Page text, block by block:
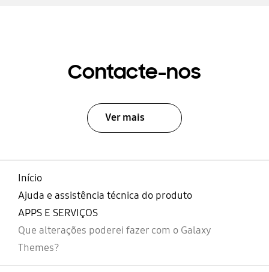
Contacte-nos
Ver mais
Início
Ajuda e assistência técnica do produto
APPS E SERVIÇOS
Que alterações poderei fazer com o Galaxy
Themes?